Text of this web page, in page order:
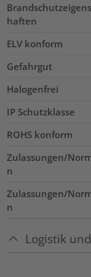
haften
ELV konform
Gefahrgut
Halogenfrei
IP Schutzklasse
ROHS konform
Zulassungen/
n
Zulassungen/
n
Logistik